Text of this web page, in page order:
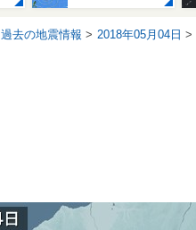
過去の地震情報 2018年05月04日